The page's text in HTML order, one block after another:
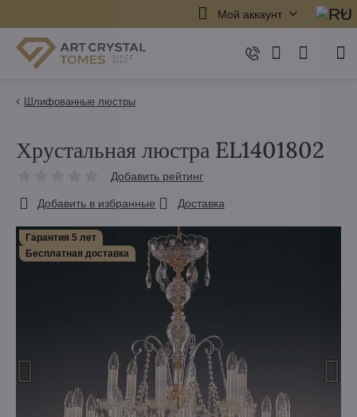
Мой аккаунт
Шлифованные люстры
Гарантия 5 лет
Бесплатная доставка
Хрустальная люстра EL1401802
Добавить рейтинг
Добавить в избранные Доставка